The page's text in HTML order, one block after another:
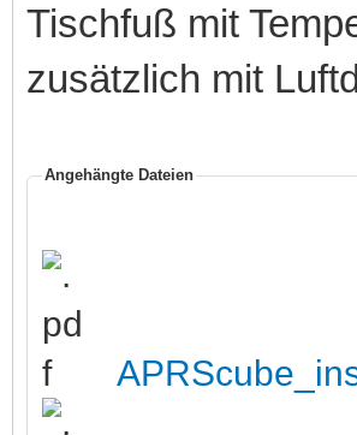
Tischfuß mit
zusätzlich mit
Angehängte Dateien